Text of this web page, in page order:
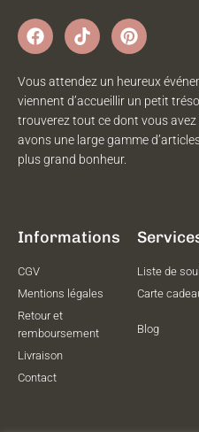
Vous attendez un heureux
viennent d’accueillir un petit
trouverez tout ce dont vous
avons une large gamme
plus grand bonheur.
Informations
CGV
Mentions légales
Retour et
remboursement
Livraison
Contact
Liste de
Carte
Blog